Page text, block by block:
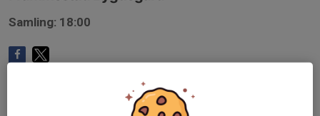
Samling: 18:00